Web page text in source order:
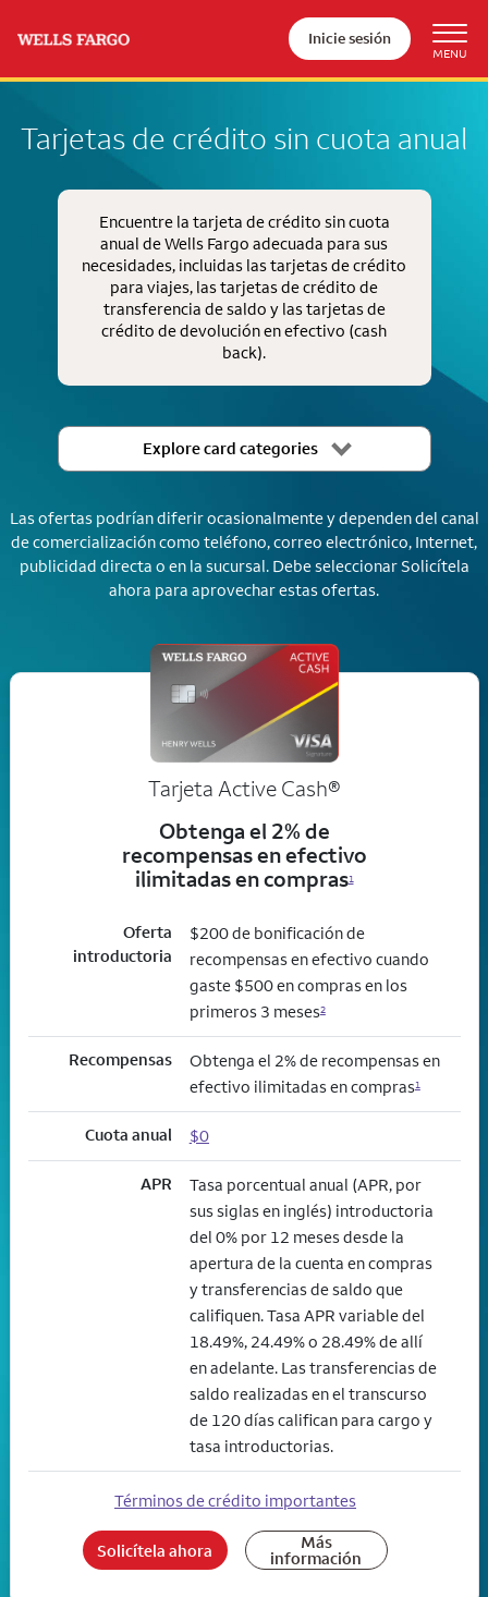
Inicie sesión
Tarjetas de crédito sin cuota anual
Encuentre la tarjeta de crédito sin cuota
anual de Wells Fargo adecuada para sus
necesidades, incluidas las tarjetas de crédito
para viajes, las tarjetas de crédito de
transferencia de saldo y las tarjetas de
crédito de devolución en efectivo (cash
back).
Explore card categories
Las ofertas podrían diferir ocasionalmente y dependen del canal
de comercialización como teléfono, correo electrónico, Internet,
publicidad directa o en la sucursal. Debe seleccionar Solicítela
ahora para aprovechar estas ofertas.
Tarjeta Active Cash®
Obtenga el 2% de
recompensas en efectivo
ilimitadas en compras1
Oferta
introductoria
$200 de bonificación de
recompensas en efectivo cuando
gaste $500 en compras en los
primeros 3 meses2
Recompensas
Obtenga el 2% de recompensas en
efectivo ilimitadas en compras1
Cuota anual $0
APR
Tasa porcentual anual (APR, por
sus siglas en inglés) introductoria
del 0% por 12 meses desde la
apertura de la cuenta en compras
y transferencias de saldo que
califiquen. Tasa APR variable del
18.49%, 24.49% o 28.49% de allí
en adelante. Las transferencias de
saldo realizadas en el transcurso
de 120 días califican para cargo y
tasa introductorias.
Términos de crédito importantes
Solicítela ahora Más
información